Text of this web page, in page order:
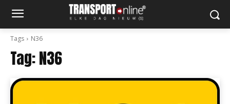
Tags N36
Tag:N36